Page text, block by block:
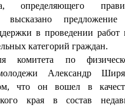
определяющего
высказано
в проведении работ
категорий граждан.
комитета по
Александр
что он вошел в
края в состав